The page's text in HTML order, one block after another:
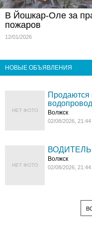
В Йошкар-Оле за
пожаров
12/01/2026
НОВЫЕ ОБЪЯВЛЕНИЯ
НЕТ ФОТО
Продаются
Волжск
02/08/2026, 21:44
НЕТ ФОТО
ВОДИТЕЛЬ
Волжск
02/08/2026, 21:44